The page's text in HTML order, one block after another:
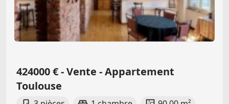
424000 € - Vente - Appartement
Toulouse